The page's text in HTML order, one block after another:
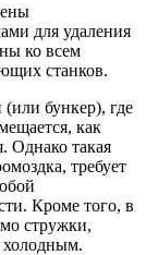
для удаления
ко всем
станков.
бункер), где
как
Однако такая
требует
Кроме того, в
стружки,
холодным.